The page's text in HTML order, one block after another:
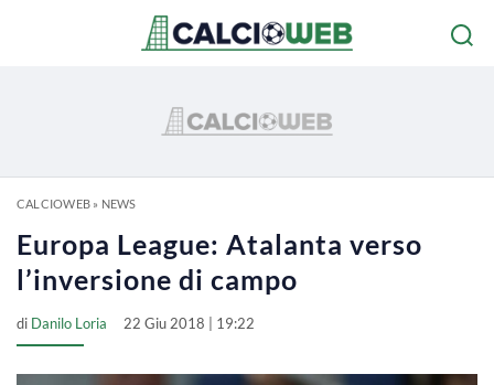
CALCIOWEB» NEWS
Europa League: Atalanta verso
l’inversione di campo
di Danilo Loria 22 Giu 2018 | 19:22